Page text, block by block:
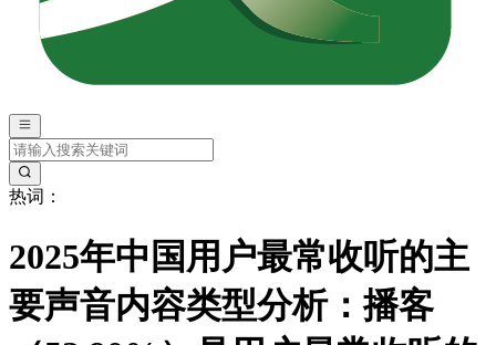
热词：
2025年中国用户最常收听的主
要声音内容类型分析：播客